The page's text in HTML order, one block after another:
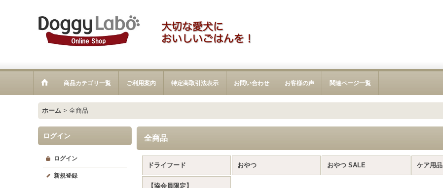
商品カテゴリ一覧 ご利用案内 特定商取引法表示 お問い合わせ お客様の声 関連ページ一覧
ホーム > 全商品
ログイン
ログイン
新規登録
全商品
ドライフード おやつ おやつ SALE ケア用品
【協会員限定】